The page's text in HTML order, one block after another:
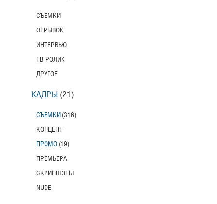
СЪЕМКИ
ОТРЫВОК
ИНТЕРВЬЮ
ТВ-РОЛИК
ДРУГОЕ
КАДРЫ (21)
СЪЕМКИ (318)
КОНЦЕПТ
ПРОМО (19)
ПРЕМЬЕРА
СКРИНШОТЫ
NUDE